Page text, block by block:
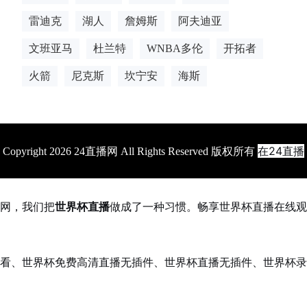
雷迪克 湖人 詹姆斯 阿夫迪亚
文班亚马 杜兰特 WNBA多伦 开拓者
火箭 尼克斯 坎宁安 海斯
Copyright 2026 24直播网 All Rights Reserved 版权所有 在24直播
网，我们把世界杯直播做成了一种习惯。畅享世界杯直播在线观
看、世界杯免费高清直播无插件、世界杯直播无插件、世界杯录